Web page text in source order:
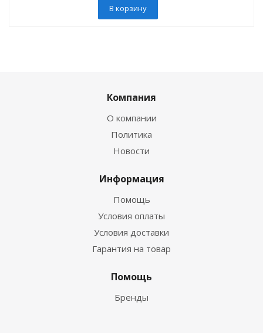
В корзину
Компания
О компании
Политика
Новости
Информация
Помощь
Условия оплаты
Условия доставки
Гарантия на товар
Помощь
Бренды